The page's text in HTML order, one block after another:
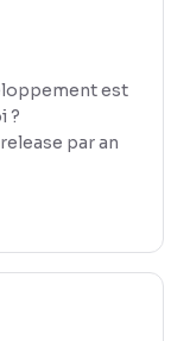
est
?
par an